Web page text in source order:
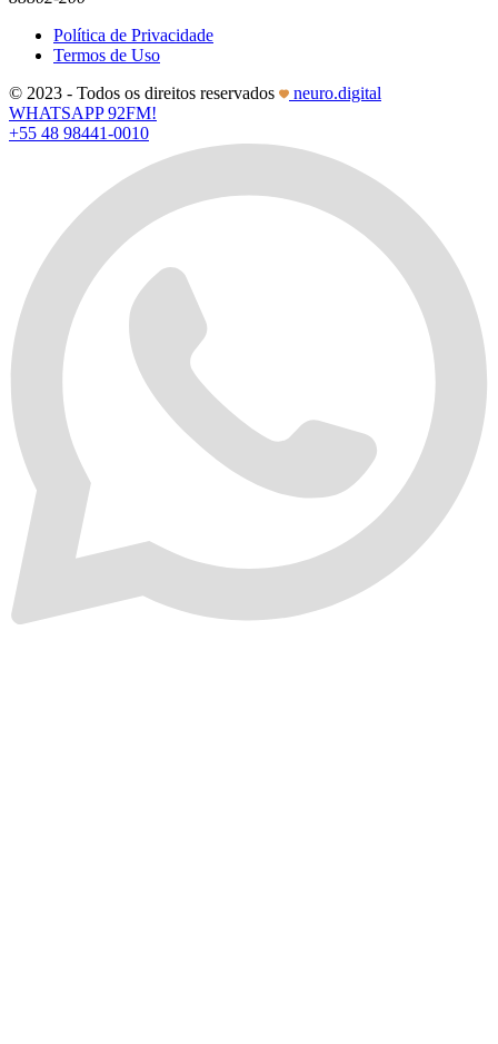
Política de Privacidade
Termos de Uso
© 2023 - Todos os direitos reservados
neuro.digital
WHATSAPP 92FM!
+55 48 98441-0010